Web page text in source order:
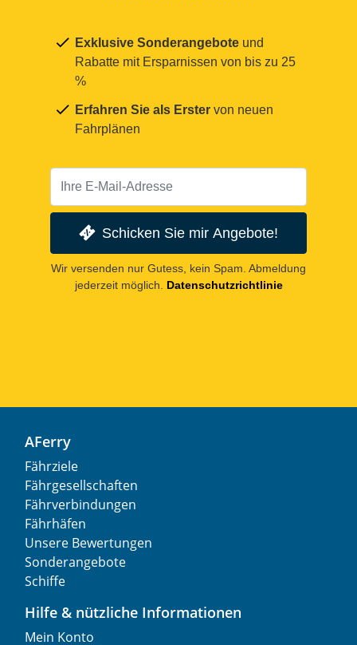
Exklusive Sonderangebote und
Rabatte mit Ersparnissen von bis zu 25
%
Erfahren Sie als Erster von neuen
Fahrplänen
Schicken Sie mir Angebote!
Wir versenden nur Gutess, kein Spam. Abmeldung
jederzeit möglich.
Datenschutzrichtlinie
AFerry
Fährziele
Fährgesellschaften
Fährverbindungen
Fährhäfen
Unsere Bewertungen
Sonderangebote
Schiffe
Hilfe & nützliche Informationen
Mein Konto